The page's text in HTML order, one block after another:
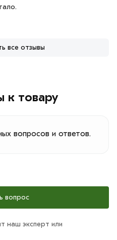
все отзывы
к товару
вопросов и ответов.
вопрос
наш эксперт или